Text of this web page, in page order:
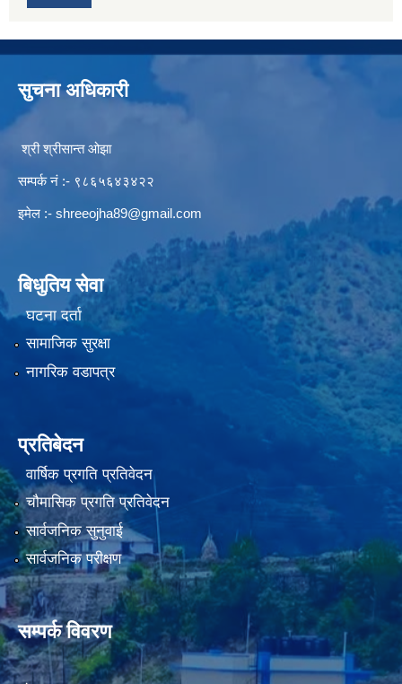
सुचना अधिकारी
श्री श्रीसान्त ओझा
सम्पर्क नं :- ९८६५६४३४२२
इमेल :- shreeojha89@gmail.com
बिधुतिय सेवा
घटना दर्ता
सामाजिक सुरक्षा
नागरिक वडापत्र
प्रतिबेदन
वार्षिक प्रगति प्रतिवेदन
चौमासिक प्रगति प्रतिवेदन
सार्वजनिक सुनुवाई
सार्वजनिक परीक्षण
सम्पर्क विवरण